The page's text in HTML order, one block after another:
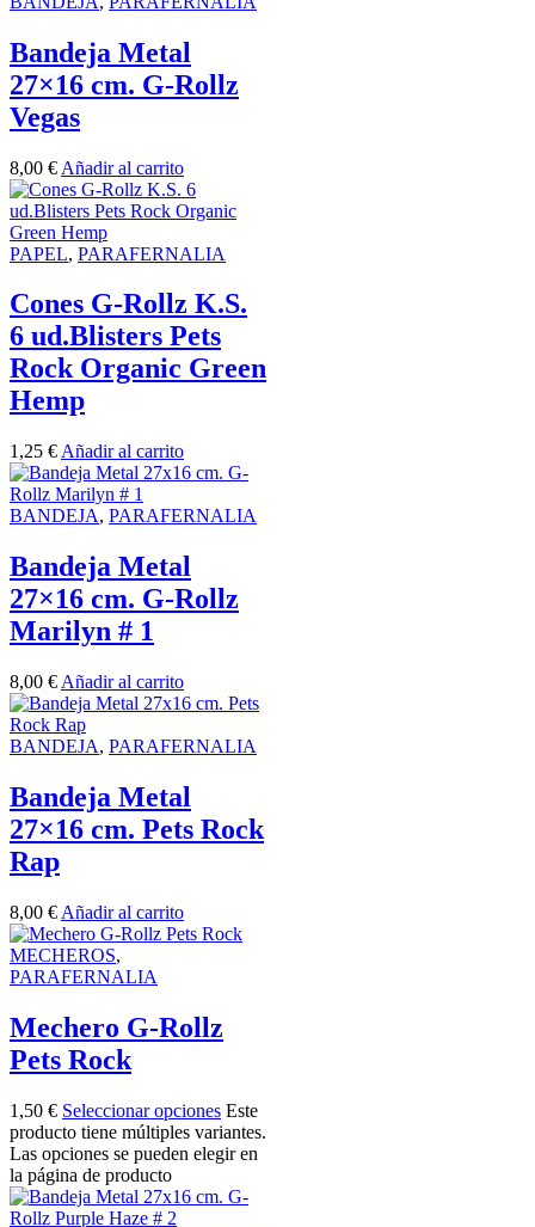
Bandeja Metal
27×16 cm. G-Rollz
Vegas
8,00 € Añadir al carrito
PAPEL, PARAFERNALIA
Cones G-Rollz K.S.
6 ud.Blisters Pets
Rock Organic Green
Hemp
1,25 € Añadir al carrito
BANDEJA, PARAFERNALIA
Bandeja Metal
27×16 cm. G-Rollz
Marilyn # 1
8,00 € Añadir al carrito
BANDEJA, PARAFERNALIA
Bandeja Metal
27×16 cm. Pets Rock
Rap
8,00 € Añadir al carrito
MECHEROS,
PARAFERNALIA
Mechero G-Rollz
Pets Rock
1,50 € Seleccionar opciones Este
producto tiene múltiples variantes.
Las opciones se pueden elegir en
la página de producto